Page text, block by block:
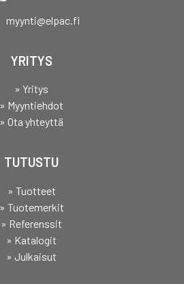
myynti@elpac.fi
YRITYS
» Yritys
» Myyntiehdot
» Ota yhteyttä
TUTUSTU
» Tuotteet
» Tuotemerkit
» Referenssit
» Katalogit
» Julkaisut